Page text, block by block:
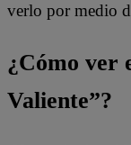
verlo por medio
¿Cómo ver
Valiente”?